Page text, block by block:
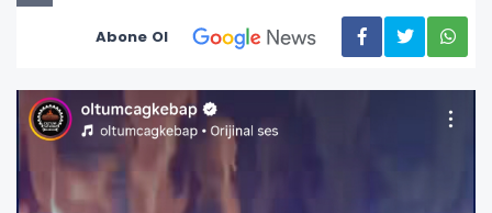
Abone Ol